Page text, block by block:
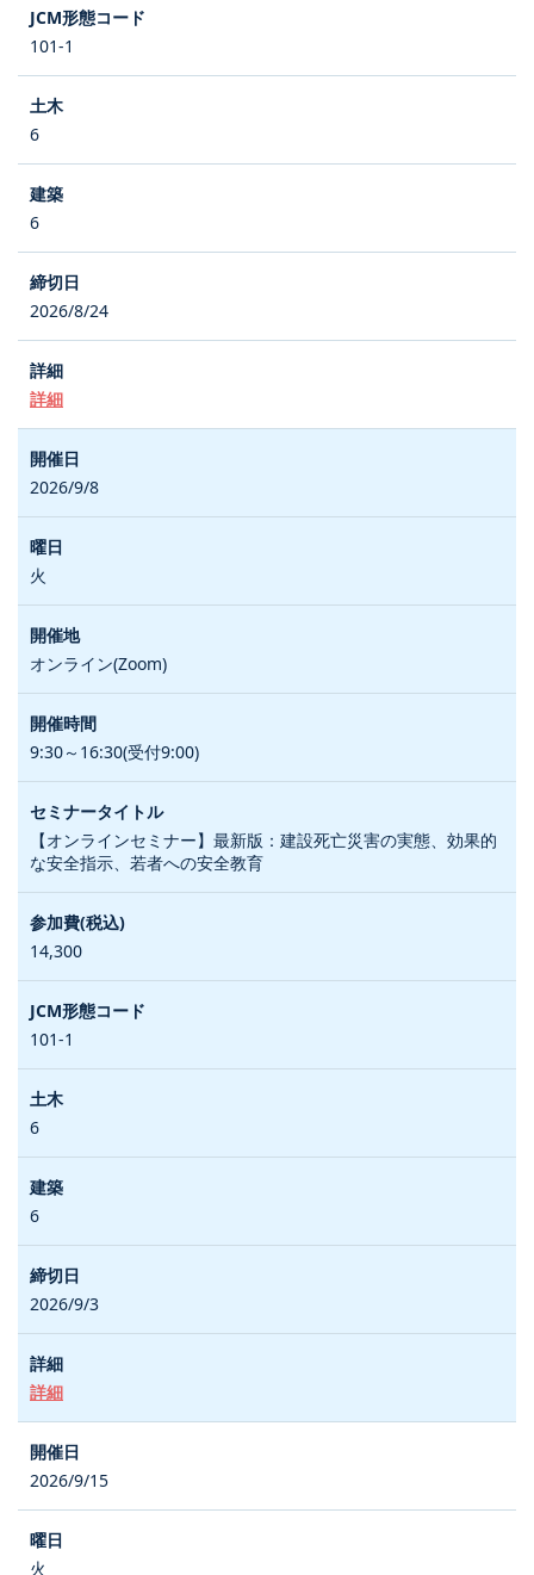
101-1
6
6
2026/8/24
詳細
2026/9/8
火
オンライン(Zoom)
9:30～16:30(受付9:00)
【オンラインセミナー】最新版：建設死亡災害の実態、効果的
な安全指示、若者への安全教育
14,300
101-1
6
6
2026/9/3
詳細
2026/9/15
火